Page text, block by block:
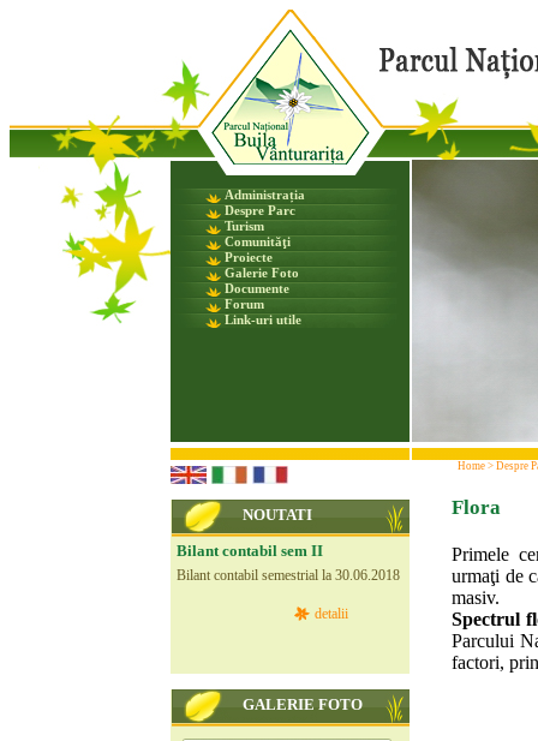
Administrația
Despre Parc
Turism
Comunităţi
Proiecte
Galerie Foto
Documente
Forum
Link-uri utile
NOUTATI
Bilant contabil sem II
Bilant contabil semestrial la 30.06.2018
detalii
GALERIE FOTO
Home > Despre
Flora
Primele
urmaţi de
masiv.
Spectrul
Parcului
factori,